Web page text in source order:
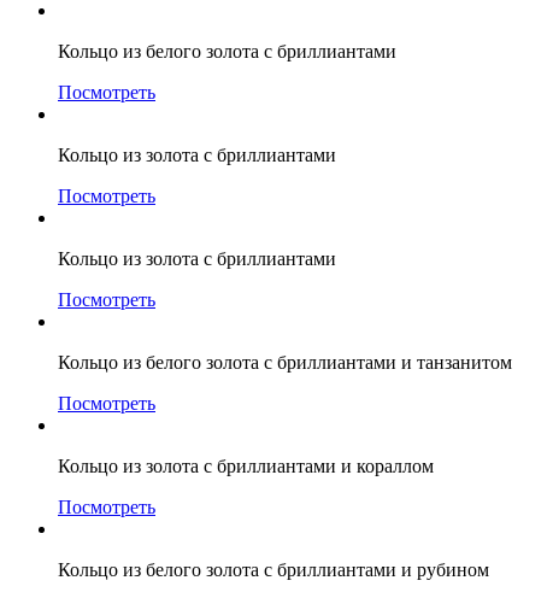
Кольцо из белого золота с бриллиантами
Посмотреть
Кольцо из золота с бриллиантами
Посмотреть
Кольцо из золота с бриллиантами
Посмотреть
Кольцо из белого золота с бриллиантами и танзанитом
Посмотреть
Кольцо из золота с бриллиантами и кораллом
Посмотреть
Кольцо из белого золота с бриллиантами и рубином